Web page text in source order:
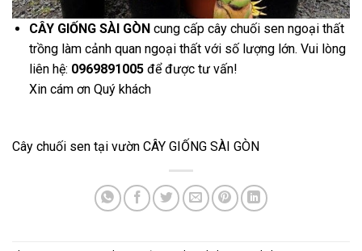
CÂY GIỐNG SÀI GÒNcung cấp cây chuối sen ngoại thất
trồng làm cảnh quan ngoại thất với số lượng lớn. Vui lòng
liên hệ: 0969891005để được tư vấn!
Xin cám ơn Quý khách
Cây chuối sen tại vườn CÂY GIỐNG SÀI GÒN